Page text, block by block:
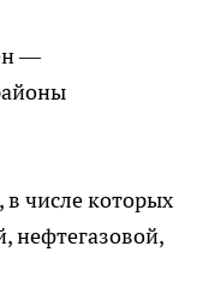
—
числе которых
нефтегазовой,